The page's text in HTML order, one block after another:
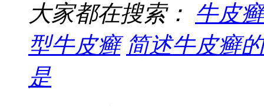
大家都在搜索： 牛皮
型牛皮癣 简述牛皮癣
是